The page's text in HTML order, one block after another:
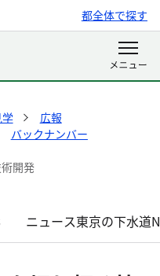
都全体で探す
広報
バックナンバー
開発
ニュース東京の下水道